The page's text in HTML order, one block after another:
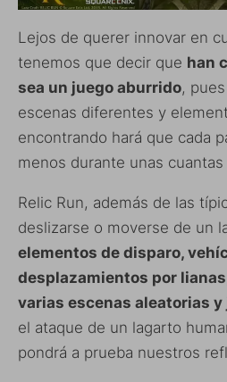
Lejos de querer innovar en
tenemos que decir que han
sea un juego aburrido,
escenas diferentes y
encontrando hará que cada
menos durante unas
Relic Run, además de las
deslizarse o moverse de un
elementos de disparo,
desplazamientos por
varias escenas aleatorias
el ataque de un lagarto
pondrá a prueba nuestros